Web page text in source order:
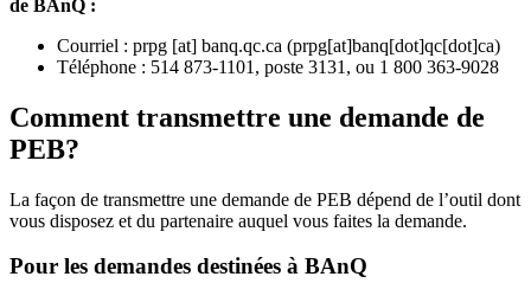
de BAnQ :
Courriel : prpg [at] banq.qc.ca (prpg[at]banq[dot]qc[dot]ca)
Téléphone : 514 873-1101, poste 3131, ou 1 800 363-9028
Comment transmettre une demande de
PEB?
La façon de transmettre une demande de PEB dépend de l’outil dont
vous disposez et du partenaire auquel vous faites la demande.
Pour les demandes destinées à BAnQ